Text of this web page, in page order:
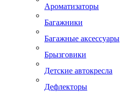
Ароматизаторы
Багажники
Багажные аксессуары
Брызговики
Детские автокресла
Дефлекторы